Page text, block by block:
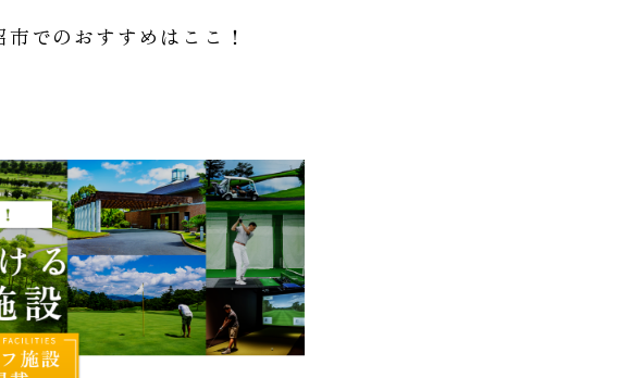
でのおすすめはここ！